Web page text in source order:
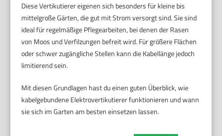
Diese Vertikutierer eigenen sich besonders für kleine bis
mittelgroße Gärten, die gut mit Strom versorgt sind. Sie sind
ideal für regelmäßige Pflegearbeiten, bei denen der Rasen
von Moos und Verfilzungen befreit wird. Für größere Flächen
oder schwer zugängliche Stellen kann die Kabellänge jedoch
limitierend sein.
Mit diesen Grundlagen hast du einen guten Überblick, wie
kabelgebundene Elektrovertikutierer funktionieren und wann
sie sich im Garten am besten einsetzen lassen.